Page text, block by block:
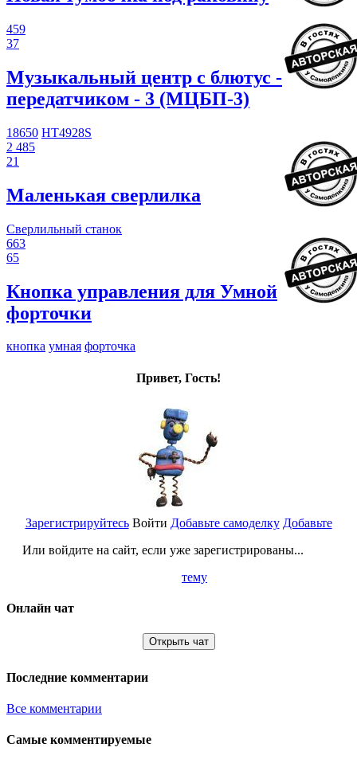
459
37
Музыкальный центр с блютус -
передатчиком - 3 (МЦБП-3)
18650 HT4928S
2 485
21
Маленькая сверлилка
Сверлильный станок
663
65
Кнопка управления для Умной
форточки
кнопка умная форточка
Привет, Гость!
Зарегистрируйтесь
Или войдите на сайт, если уже зарегистрированы...
Войти Добавьте самоделку Добавьте
тему
Онлайн чат
Открыть чат
Последние комментарии
Все комментарии
Самые комментируемые